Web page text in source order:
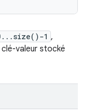
1 ,
valeur stocké